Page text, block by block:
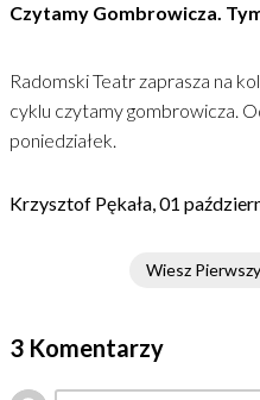
Czytamy Gombrowicza.
Radomski Teatr zaprasza na
cyklu czytamy gombrowicza.
poniedziałek.
Krzysztof Pękała, 01
Wiesz Pierwszy
3 Komentarzy